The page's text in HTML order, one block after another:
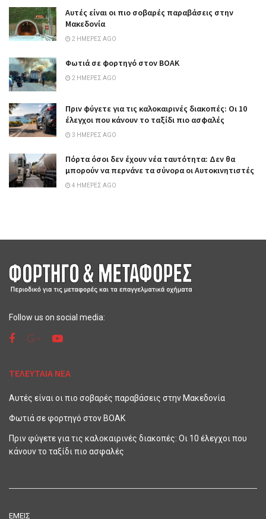
Αυτές είναι οι πιο σοβαρές παραβάσεις στην
Μακεδονία
2 ΗΜΈΡΕΣ AGO
Φωτιά σε φορτηγό στον ΒΟΑΚ
2 ΗΜΈΡΕΣ AGO
Πριν φύγετε για τις καλοκαιρινές διακοπές: Οι 10
έλεγχοι που κάνουν το ταξίδι πιο ασφαλές
3 ΗΜΈΡΕΣ AGO
Πόρτα όσοι δεν έχουν νέα ταυτότητα: Δεν θα
μπορούν να περνάνε τα σύνορα οι Αυτοκινητιστές
4 ΗΜΈΡΕΣ AGO
Follow us on social media:
ΤΕΛΕΥΤΑΙΑ ΝΕΑ
Αυτές είναι οι πιο σοβαρές παραβάσεις στην Μακεδονία
Φωτιά σε φορτηγό στον ΒΟΑΚ
Πριν φύγετε για τις καλοκαιρινές διακοπές: Οι 10 έλεγχοι που
κάνουν το ταξίδι πιο ασφαλές
ΕΜΕΙΣ